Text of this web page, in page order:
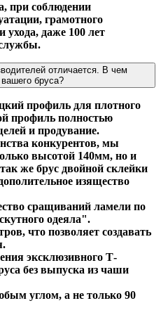
при соблюдении
грамотного
ухода, даже 100 лет
отличается. В чем
бруса?
профиль для плотного
профиль полностью
и продувание.
конкурентов, мы
высотой 140мм, но и
же брус двойной склейки
изящество
сращиваний ламели по
одеяла".
что позволяет создавать
эксклюзивного Т-
без выпуска из чаши
углом, а не только 90